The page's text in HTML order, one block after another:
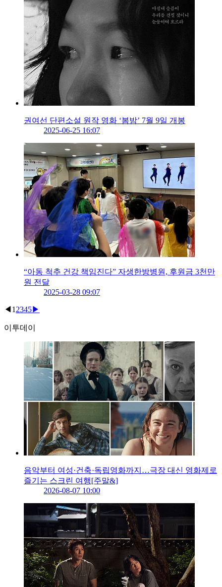
권여선 단편소설 원작 영화 ‘봄밤’ 7월 9일 개봉
2025-06-25 16:07
“아동 척추 건강 책임진다” 자생한방병원, 후원금 3천만
원 전달
2025-03-28 09:07
◀ 1 2345▶
이투데이
음악부터 여성·건축·독립영화까지…극장 대신 영화제로
즐기는 스크린 여행[주말&]
2026-08-07 10:00